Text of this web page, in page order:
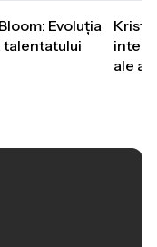
Evoluția
talentatului
ale